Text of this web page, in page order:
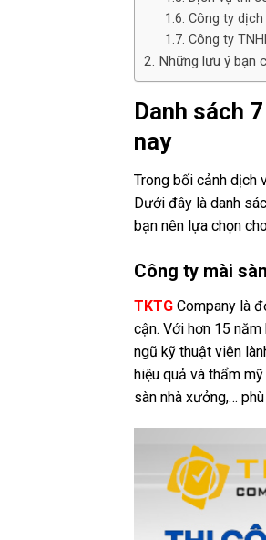
Công ty
Công ty
Những lưu ý bạn
Danh sách
nay
Trong bối cảnh dịch
Dưới đây là danh
bạn nên lựa chọn
Công ty mài
TKTG Company là
cận. Với hơn 15
ngũ kỹ thuật viên
hiệu quả và thẩm
sàn nhà xưởng,…